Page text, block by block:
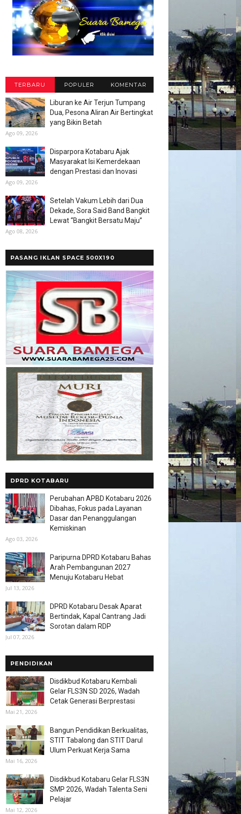
TERBARU POPULER KOMENTAR
Liburan ke Air Terjun Tumpang
Dua, Pesona Aliran Air Bertingkat
yang Bikin Betah
Ago 09, 2026
Disparpora Kotabaru Ajak
Masyarakat Isi Kemerdekaan
dengan Prestasi dan Inovasi
Ago 09, 2026
Setelah Vakum Lebih dari Dua
Dekade, Sora Said Band Bangkit
Lewat “Bangkit Bersatu Maju”
Ago 08, 2026
PASANG IKLAN SPACE 500X190
DPRD KOTABARU
Perubahan APBD Kotabaru 2026
Dibahas, Fokus pada Layanan
Dasar dan Penanggulangan
Kemiskinan
Ago 03, 2026
Paripurna DPRD Kotabaru Bahas
Arah Pembangunan 2027
Menuju Kotabaru Hebat
Jul 13, 2026
DPRD Kotabaru Desak Aparat
Bertindak, Kapal Cantrang Jadi
Sorotan dalam RDP
Jul 07, 2026
PENDIDIKAN
Disdikbud Kotabaru Kembali
Gelar FLS3N SD 2026, Wadah
Cetak Generasi Berprestasi
Mai 21, 2026
Bangun Pendidikan Berkualitas,
STIT Tabalong dan STIT Darul
Ulum Perkuat Kerja Sama
Mai 16, 2026
Disdikbud Kotabaru Gelar FLS3N
SMP 2026, Wadah Talenta Seni
Pelajar
Mai 12, 2026